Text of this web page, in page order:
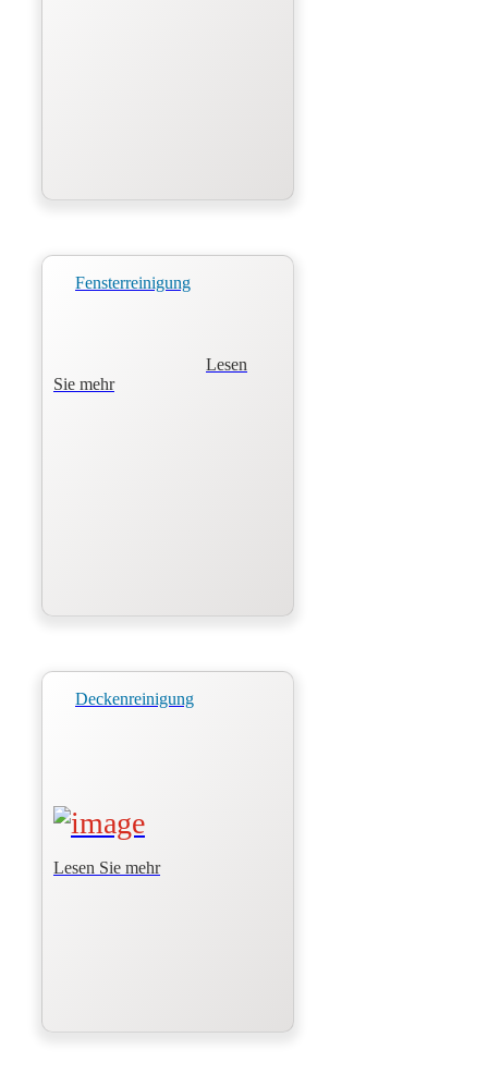
Fensterreinigung
Lesen
Sie mehr
Deckenreinigung
Lesen Sie mehr